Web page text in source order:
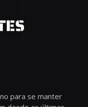
para se manter